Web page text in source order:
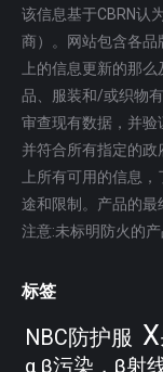
该信息基于CBRN认
商）。网站包含各
上的信息更新的那
品、服装和/或织物
审查现有数据，并验
并符合所有指定的
上所有可用的信息
途和限制。产品的最
注意:未标明防火的
标签
NBC防护服
α β污染，β射